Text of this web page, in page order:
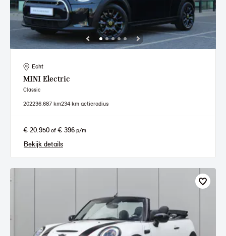
Echt
MINI Electric
Classic
202236.687 km234 km actieradius
€ 20.950 of € 396 p/m
Bekijk details